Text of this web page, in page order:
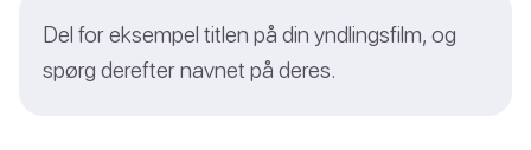
Del for eksempel titlen på din yndlingsfilm, og
spørg derefter navnet på deres.